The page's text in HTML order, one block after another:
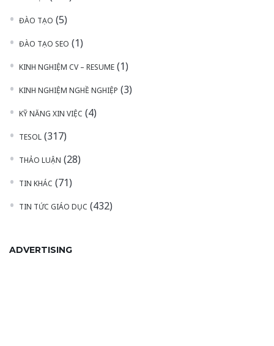
ĐÀO TẠO (5)
ĐÀO TẠO SEO (1)
KINH NGHIỆM CV – RESUME (1)
KINH NGHIỆM NGHỀ NGHIỆP (3)
KỸ NĂNG XIN VIỆC (4)
TESOL (317)
THẢO LUẬN (28)
TIN KHÁC (71)
TIN TỨC GIÁO DỤC (432)
ADVERTISING